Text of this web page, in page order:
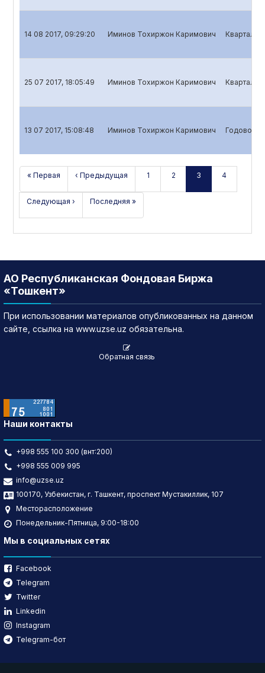
14 08 2017, 09:29:20 Иминов Тохиржон Каримович
25 07 2017, 18:05:49 Иминов Тохиржон Каримович
13 07 2017, 15:08:48 Иминов Тохиржон Каримович Годовой
« Первая ‹ Предыдущая 1 2 3 4
Следующая › Последняя »
АО Республиканская Фондовая Биржа
«Тошкент»
При использовании материалов опубликованных на данном
сайте, ссылка на www.uzse.uz обязательна.
Обратная связь
Наши контакты
+998 555 100 300 (внт:200)
+998 555 009 995
info@uzse.uz
100170, Узбекистан, г. Ташкент, проспект Мустакиллик, 107
Месторасположение
Понедельник-Пятница, 9:00-18:00
Мы в социальных сетях
Facebook
Telegram
Twitter
Linkedin
Instagram
Telegram-бот